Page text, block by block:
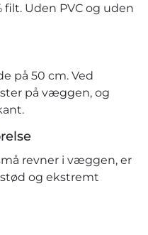
filt. Uden PVC og uden
på 50 cm. Ved
på væggen, og
revner i væggen, er
og ekstremt